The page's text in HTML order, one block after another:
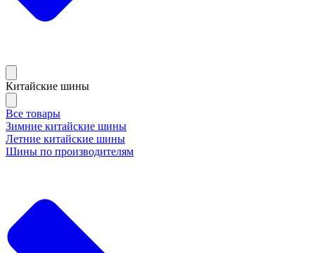
Китайские шины
Все товары
Зимние китайские шины
Летние китайские шины
Шины по производителям